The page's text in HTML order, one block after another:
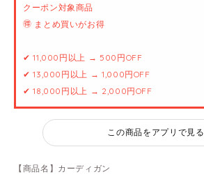
クーポン対象商品
🉐 まとめ買いがお得
✔ 11,000円以上 → 500円OFF
✔ 13,000円以上 → 1,000円OFF
✔ 18,000円以上 → 2,000円OFF
この商品をアプリで見る
【商品名】カーディガン